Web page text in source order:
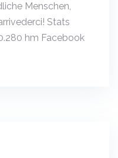
Menschen,
Stats
hm Facebook